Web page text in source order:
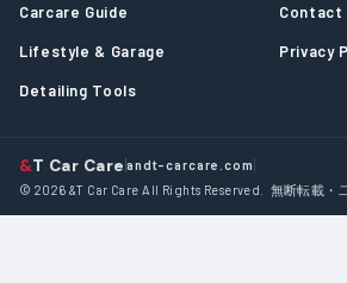
Carcare Guide
Lifestyle & Garage
Detailing Tools
Contact
Privacy
&T Car Care andt-carcare.com
© 2026 &T Car Care All Rights Reserved. 無断転載・